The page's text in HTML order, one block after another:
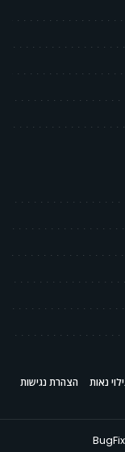
נאות הצהרת נגישות